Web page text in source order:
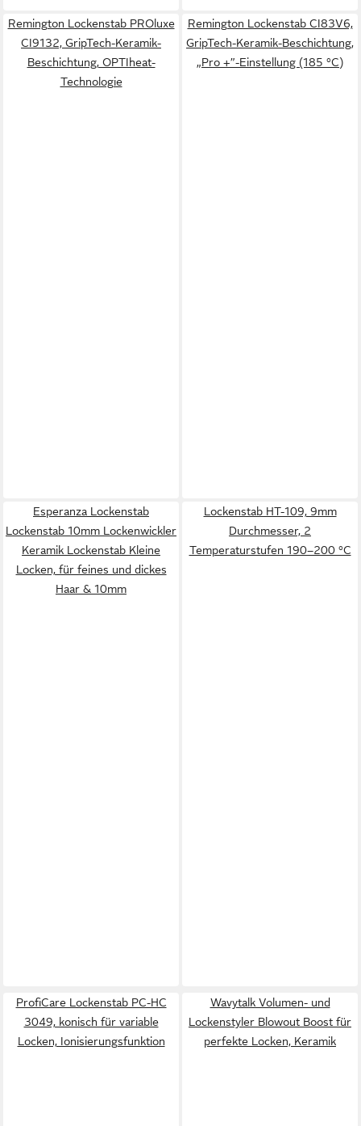
Remington Lockenstab PROluxe
CI9132, GripTech-Keramik-
Beschichtung, OPTIheat-
Technologie
Remington Lockenstab CI83V6,
GripTech-Keramik-Beschichtung,
„Pro +”-Einstellung (185 °C)
Esperanza Lockenstab
Lockenstab 10mm Lockenwickler
Keramik Lockenstab Kleine
Locken, für feines und dickes
Haar & 10mm
Lockenstab HT-109, 9mm
Durchmesser, 2
Temperaturstufen 190–200 °C
ProfiCare Lockenstab PC-HC
3049, konisch für variable
Locken, Ionisierungsfunktion
Wavytalk Volumen- und
Lockenstyler Blowout Boost für
perfekte Locken, Keramik